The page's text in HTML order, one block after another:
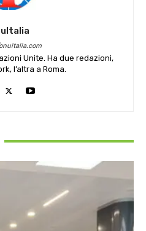
Unite. Ha due redazioni,
l’altra a Roma.